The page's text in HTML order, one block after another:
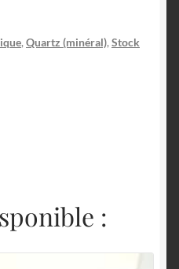
, Quartz (minéral), Stock
: